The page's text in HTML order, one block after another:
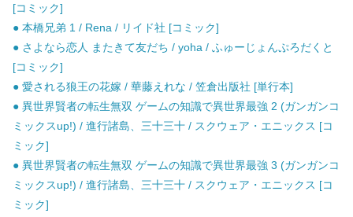
[コミック]
● 本橋兄弟 1 / Rena / リイド社 [コミック]
● さよなら恋人 またきて友だち / yoha / ふゅーじょんぷろだくと
[コミック]
● 愛される狼王の花嫁 / 華藤えれな / 笠倉出版社 [単行本]
● 異世界賢者の転生無双 ゲームの知識で異世界最強 2 (ガンガンコ
ミックスup!) / 進行諸島、三十三十 / スクウェア・エニックス [コ
ミック]
● 異世界賢者の転生無双 ゲームの知識で異世界最強 3 (ガンガンコ
ミックスup!) / 進行諸島、三十三十 / スクウェア・エニックス [コ
ミック]